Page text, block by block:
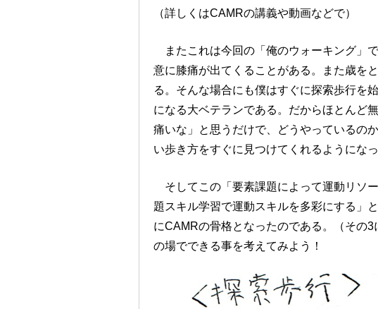
（詳しくはCAMRの講義や動画などで）
またこれは今回の「俺のウォーキング」
意に膝痛が出てくることがある。また歳を
る。そんな場合にも僕はすぐに探索歩行を
になる大ベテランである。だからほとんど
痛いな」と思うだけで、どうやっているの
い歩き方をすぐに見つけてくれるようになっ
そしてこの「要素課題によって運動リソ
題スキル学習で運動スキルを多彩にする」
にCAMRの骨格となったのである。（その
の場でできる事を考えてみよう！